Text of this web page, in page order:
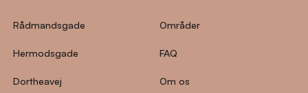
Rådmandsgade
Hermodsgade
Dortheavej
Områder
FAQ
Om os